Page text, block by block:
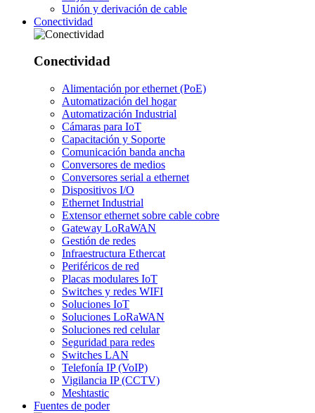
Unión y derivación de cable
Conectividad
Conectividad
Alimentación por ethernet (PoE)
Automatización del hogar
Automatización Industrial
Cámaras para IoT
Capacitación y Soporte
Comunicación banda ancha
Conversores de medios
Conversores serial a ethernet
Dispositivos I/O
Ethernet Industrial
Extensor ethernet sobre cable cobre
Gateway LoRaWAN
Gestión de redes
Infraestructura Ethercat
Periféricos de red
Placas modulares IoT
Switches y redes WIFI
Soluciones IoT
Soluciones LoRaWAN
Soluciones red celular
Seguridad para redes
Switches LAN
Telefonía IP (VoIP)
Vigilancia IP (CCTV)
Meshtastic
Fuentes de poder